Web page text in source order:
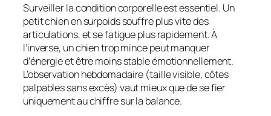
Surveiller la condition corporelle est essentiel. Un
petit chien en surpoids souffre plus vite des
articulations, et se fatigue plus rapidement. À
l’inverse, un chien trop mince peut manquer
d’énergie et être moins stable émotionnellement.
L’observation hebdomadaire (taille visible, côtes
palpables sans excès) vaut mieux que de se fier
uniquement au chiffre sur la balance.